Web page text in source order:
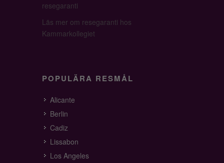
resegaranti
Läs mer om resegaranti hos
Kammarkollegiet
POPULÄRA RESMÅL
Alicante
Berlin
Cadiz
Lissabon
Los Angeles